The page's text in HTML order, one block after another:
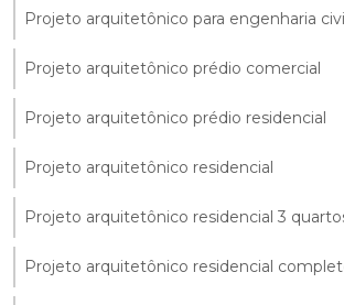
Projeto arquitetônico para engenharia
Projeto arquitetônico prédio comercial
Projeto arquitetônico prédio residencial
Projeto arquitetônico residencial
Projeto arquitetônico residencial 3
Projeto arquitetônico residencial